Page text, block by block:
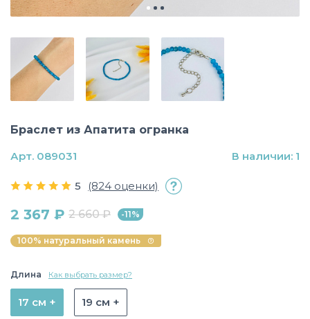
Браслет из Апатита огранка
5 (824 оценки)
2 367 ₽ 2 660 ₽ -11%
100% натуральный камень
Длина Как выбрать размер?
17 см + 19 см +
Арт. 089031 В наличии: 1